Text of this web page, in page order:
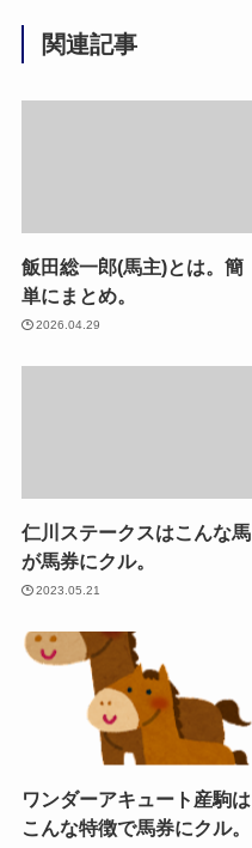
関連記事
飯田総一郎(馬主)とは。簡
単にまとめ。
2026.04.29
仁川ステークスはこんな馬
が馬券にクル。
2023.05.21
ワンダーアキュート産駒は
こんな特徴で馬券にクル。